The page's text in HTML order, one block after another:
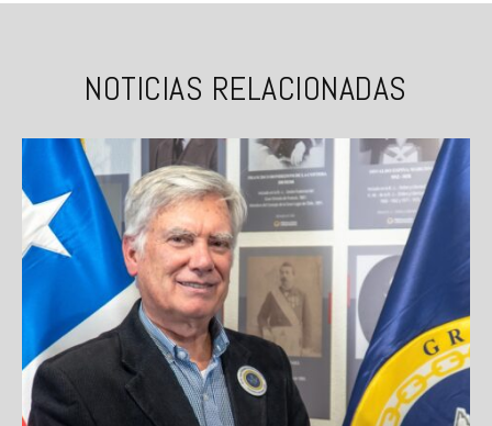
NOTICIAS RELACIONADAS